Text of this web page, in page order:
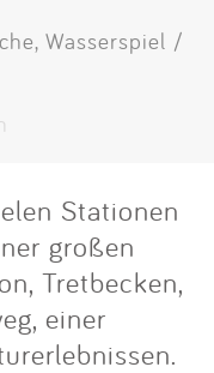
Wasserspiel /
Stationen
großen
Tretbecken,
einer